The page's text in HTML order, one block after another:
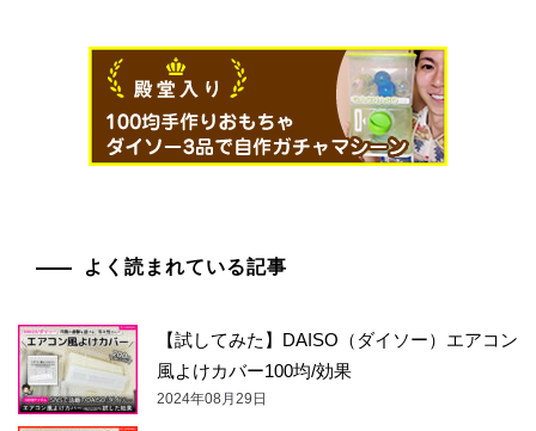
よく読まれている記事
【試してみた】DAISO（ダイソー）エアコン
風よけカバー100均/効果
2024年08月29日